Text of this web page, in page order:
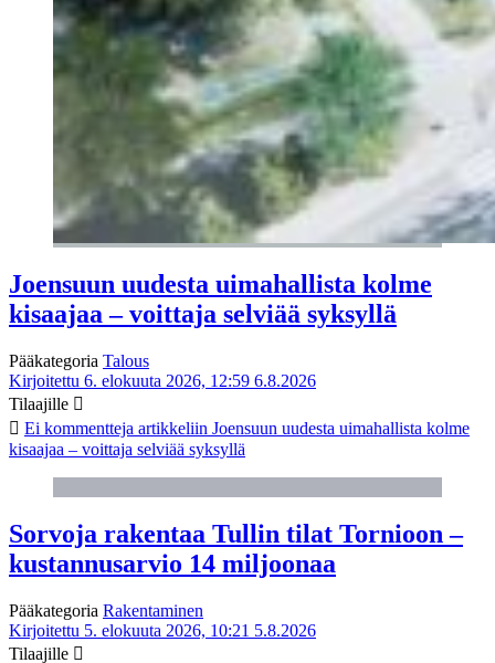
Joensuun uudesta uimahallista kolme
kisaajaa – voittaja selviää syksyllä
Pääkategoria Talous
Kirjoitettu 6. elokuuta 2026, 12:59 6.8.2026
Tilaajille
Ei kommentteja artikkeliin Joensuun uudesta uimahallista kolme
kisaajaa – voittaja selviää syksyllä
Sorvoja rakentaa Tullin tilat Tornioon –
kustannusarvio 14 miljoonaa
Pääkategoria Rakentaminen
Kirjoitettu 5. elokuuta 2026, 10:21 5.8.2026
Tilaajille